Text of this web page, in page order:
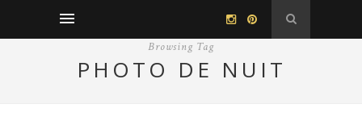
Browsing Tag
PHOTO DE NUIT